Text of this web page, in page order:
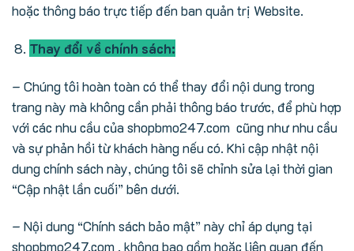
hoặc thông báo trực tiếp đến ban quản trị Website.
Thay đổi về chính sách:
– Chúng tôi hoàn toàn có thể thay đổi nội dung trong
trang này mà không cần phải thông báo trước, để phù hợp
với các nhu cầu của shopbmo247.com cũng như nhu cầu
và sự phản hồi từ khách hàng nếu có. Khi cập nhật nội
dung chính sách này, chúng tôi sẽ chỉnh sửa lại thời gian
“Cập nhật lần cuối” bên dưới.
– Nội dung “Chính sách bảo mật” này chỉ áp dụng tại
shopbmo247.com , không bao gồm hoặc liên quan đến